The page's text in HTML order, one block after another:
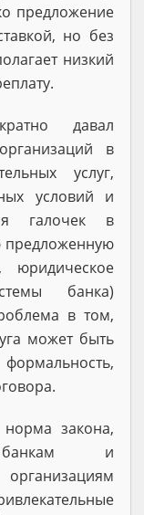
предложение
но без
низкий
давал
в
услуг,
условий и
галочек в
предложенную
юридическое
банка)
в том,
может быть
закона,
банкам и